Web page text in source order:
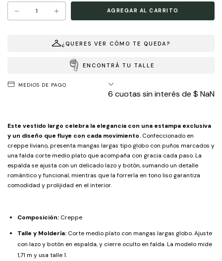
¿QUERES VER CÓMO TE QUEDA?
ENCONTRÁ TU TALLE
MEDIOS DE PAGO
6 cuotas sin interés de $ NaN
Este vestido largo celebra la elegancia con una estampa exclusiva
y un diseño que fluye con cada movimiento. Confeccionado en
creppe liviano, presenta mangas largas tipo globo con puños marcados y
una falda corte medio plato que acompaña con gracia cada paso. La
espalda se ajusta con un delicado lazo y botón, sumando un detalle
romántico y funcional, mientras que la forrería en tono liso garantiza
comodidad y prolijidad en el interior.
Composición: Creppe
Talle y Moldería: Corte medio plato con mangas largas globo. Ajuste
con lazo y botón en espalda, y cierre oculto en falda. La modelo mide
1,71 m y usa talle 1.